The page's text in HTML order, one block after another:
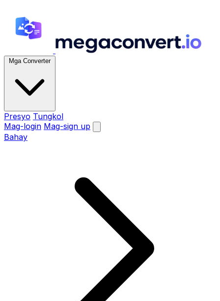
Mga Converter
Presyo Tungkol
Mag-login Mag-sign up
Bahay